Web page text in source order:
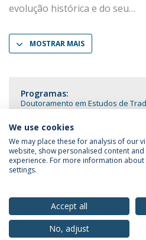
evolução histórica e do seu
MOSTRAR MAIS
Programas:
Doutoramento em Estudos de
Política de Privacidade
© 2026 Universidade
We use cookies
We may place these for analysis of our
website, show personalised content
experience. For more information
settings.
Accept all
No, adjust